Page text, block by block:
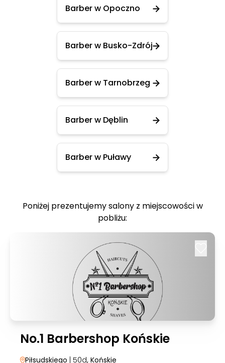
Barber w Opoczno
Barber w Busko-Zdrój
Barber w Tarnobrzeg
Barber w Dęblin
Barber w Puławy
Poniżej prezentujemy salony z miejscowości w
pobliżu:
No.1 Barbershop Końskie
Piłsudskiego | 50d, Końskie